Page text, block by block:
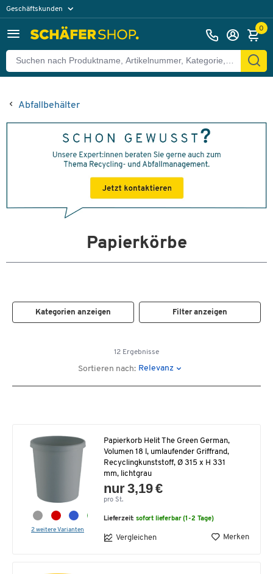
Geschäftskunden
0
Abfallbehälter
Papierkörbe
Kategorien anzeigen Filter anzeigen
12 Ergebnisse
Sortieren nach: Relevanz
2 weitere Varianten
Papierkorb Helit The Green German,
Volumen 18 l, umlaufender Griffrand,
Recyclingkunststoff, Ø 315 x H 331
mm, lichtgrau
nur 3,19 €
pro St.
Lieferzeit:sofort lieferbar (1-2 Tage)
Vergleichen Merken